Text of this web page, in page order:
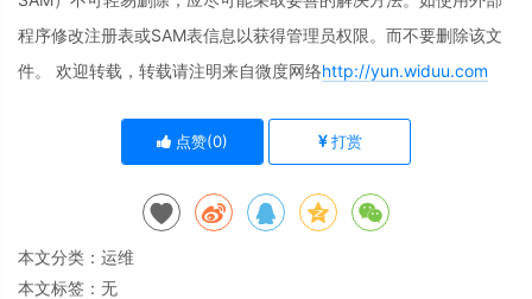
程序修改注册表或SAM表信息以获得管理员权限。而不要删除该文
件。 欢迎转载，转载请注明来自微度网络http://yun.widuu.com
点赞(0) 打赏
本文分类： 运维
本文标签：无